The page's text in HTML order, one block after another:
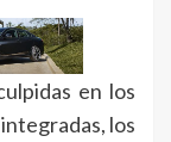
en los
los